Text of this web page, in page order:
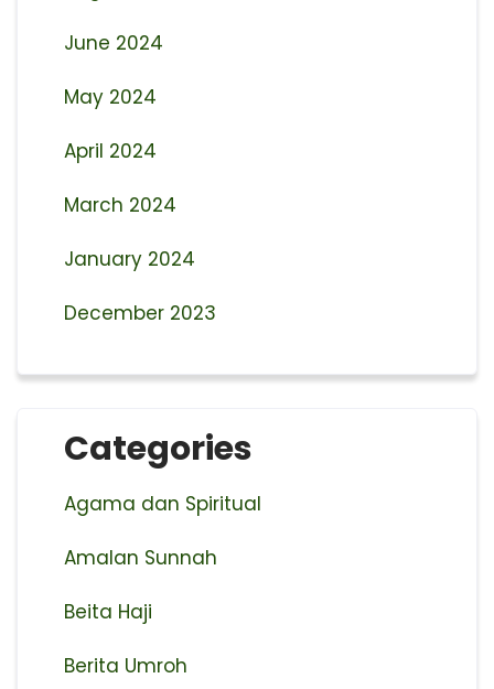
June 2024
May 2024
April 2024
March 2024
January 2024
December 2023
Categories
Agama dan Spiritual
Amalan Sunnah
Beita Haji
Berita Umroh